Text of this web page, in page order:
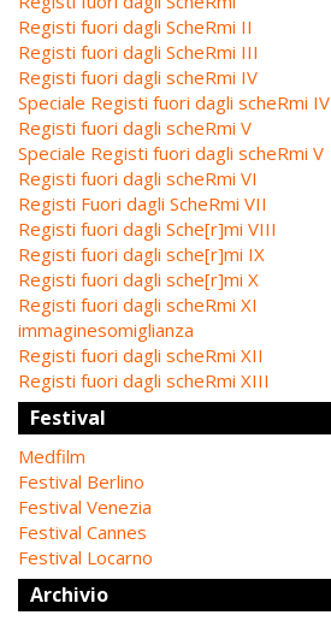
Registi fuori dagli ScheRmi II
Registi fuori dagli ScheRmi III
Registi fuori dagli scheRmi IV
Speciale Registi fuori dagli scheRmi IV
Registi fuori dagli scheRmi V
Speciale Registi fuori dagli scheRmi V
Registi fuori dagli scheRmi VI
Registi Fuori dagli ScheRmi VII
Registi fuori dagli Sche[r]mi VIII
Registi fuori dagli sche[r]mi IX
Registi fuori dagli sche[r]mi X
Registi fuori dagli scheRmi XI
immaginesomiglianza
Registi fuori dagli scheRmi XII
Registi fuori dagli scheRmi XIII
Festival
Medfilm
Festival Berlino
Festival Venezia
Festival Cannes
Festival Locarno
Archivio